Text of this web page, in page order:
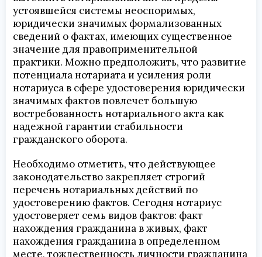
устоявшейся системы неоспоримых,
юридически значимых формализованных
сведений о фактах, имеющих существенное
значение для правоприменительной
практики. Можно предположить, что развитие
потенциала нотариата и усиления роли
нотариуса в сфере удостоверения юридически
значимых фактов повлечет большую
востребованность нотариального акта как
надежной гарантии стабильности
гражданского оборота.
Необходимо отметить, что действующее
законодательство закрепляет строгий
перечень нотариальных действий по
удостоверению фактов. Сегодня нотариус
удостоверяет семь видов фактов: факт
нахождения гражданина в живых, факт
нахождения гражданина в определенном
месте, тождественность личности гражданина